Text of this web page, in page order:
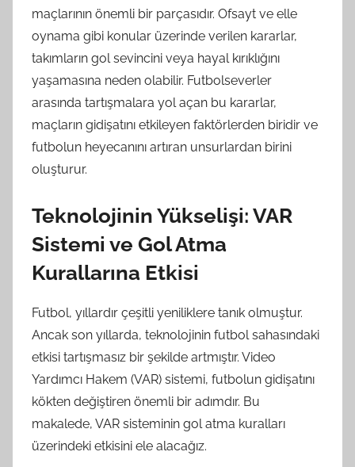
maçlarının önemli bir parçasıdır. Ofsayt ve elle
oynama gibi konular üzerinde verilen kararlar,
takımların gol sevincini veya hayal kırıklığını
yaşamasına neden olabilir. Futbolseverler
arasında tartışmalara yol açan bu kararlar,
maçların gidişatını etkileyen faktörlerden biridir ve
futbolun heyecanını artıran unsurlardan birini
oluşturur.
Teknolojinin Yükselişi: VAR
Sistemi ve Gol Atma
Kurallarına Etkisi
Futbol, yıllardır çeşitli yeniliklere tanık olmuştur.
Ancak son yıllarda, teknolojinin futbol sahasındaki
etkisi tartışmasız bir şekilde artmıştır. Video
Yardımcı Hakem (VAR) sistemi, futbolun gidişatını
kökten değiştiren önemli bir adımdır. Bu
makalede, VAR sisteminin gol atma kuralları
üzerindeki etkisini ele alacağız.